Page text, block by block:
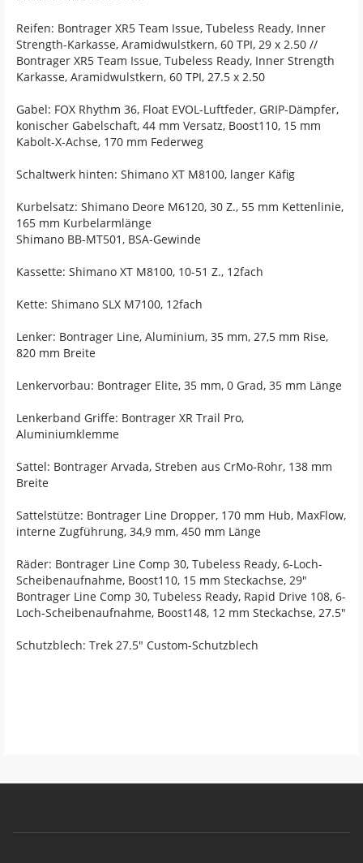
Reifen: Bontrager XR5 Team Issue, Tubeless Ready, Inner
Strength-Karkasse, Aramidwulstkern, 60 TPI, 29 x 2.50 //
Bontrager XR5 Team Issue, Tubeless Ready, Inner Strength
Karkasse, Aramidwulstkern, 60 TPI, 27.5 x 2.50
Gabel: FOX Rhythm 36, Float EVOL-Luftfeder, GRIP-Dämpfer,
konischer Gabelschaft, 44 mm Versatz, Boost110, 15 mm
Kabolt-X-Achse, 170 mm Federweg
Schaltwerk hinten: Shimano XT M8100, langer Käfig
Kurbelsatz: Shimano Deore M6120, 30 Z., 55 mm Kettenlinie,
165 mm Kurbelarmlänge
Shimano BB-MT501, BSA-Gewinde
Kassette: Shimano XT M8100, 10-51 Z., 12fach
Kette: Shimano SLX M7100, 12fach
Lenker: Bontrager Line, Aluminium, 35 mm, 27,5 mm Rise,
820 mm Breite
Lenkervorbau: Bontrager Elite, 35 mm, 0 Grad, 35 mm Länge
Lenkerband Griffe: Bontrager XR Trail Pro,
Aluminiumklemme
Sattel: Bontrager Arvada, Streben aus CrMo-Rohr, 138 mm
Breite
Sattelstütze: Bontrager Line Dropper, 170 mm Hub, MaxFlow,
interne Zugführung, 34,9 mm, 450 mm Länge
Räder: Bontrager Line Comp 30, Tubeless Ready, 6-Loch-
Scheibenaufnahme, Boost110, 15 mm Steckachse, 29"
Bontrager Line Comp 30, Tubeless Ready, Rapid Drive 108, 6-
Loch-Scheibenaufnahme, Boost148, 12 mm Steckachse, 27.5"
Schutzblech: Trek 27.5" Custom-Schutzblech